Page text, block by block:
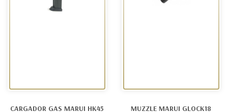
CARGADOR GAS MARUI HK45 MUZZLE MARUI GLOCK18